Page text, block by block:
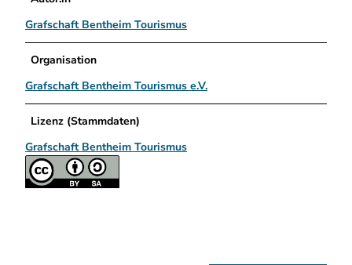
Grafschaft Bentheim Tourismus
Organisation
Grafschaft Bentheim Tourismus e.V.
Lizenz (Stammdaten)
Grafschaft Bentheim Tourismus